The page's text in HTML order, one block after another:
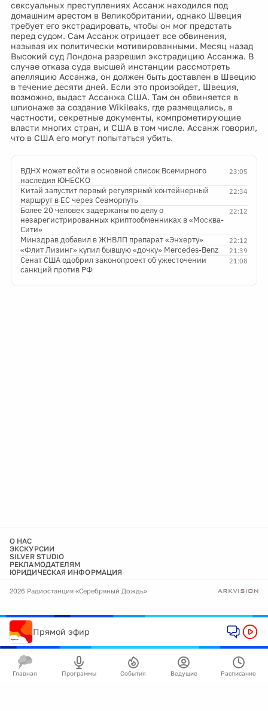
сексуальных преступлениях Ассанж находился под
домашним арестом в Великобритании, однако Швеция
требует его экстрадировать, чтобы он мог предстать
перед судом. Сам Ассанж отрицает все обвинения,
называя их политически мотивированными. Месяц назад
Высокий суд Лондона разрешил экстрадицию Ассанжа. В
случае отказа суда высшей инстанции рассмотреть
апелляцию Ассанжа, он должен быть доставлен в Швецию
в течение десяти дней. Если это произойдет, Швеция,
возможно, выдаст Ассанжа США. Там он обвиняется в
шпионаже за создание Wikileaks, где размещались, в
частности, секретные документы, компрометирующие
власти многих стран, и США в том числе. Ассанж говорил,
что в США его могут попытаться убить.
23:05
ВДНХ может войти в основной список Всемирного
наследия ЮНЕСКО
22:34
Китай запустит первый регулярный контейнерный
маршрут в ЕС через Севморпуть
22:12
Более 20 человек задержаны по делу о
незарегистрированных криптообменниках в «Москва-
Сити»
22:12
Минздрав добавил в ЖНВЛП препарат «Энхерту»
21:39
«Флит Лизинг» купил бывшую «дочку» Mercedes-Benz
21:08
Сенат США одобрил законопроект об ужесточении
санкций против РФ
О НАС
ЭКСКУРСИИ
SILVER STUDIO
РЕКЛАМОДАТЕЛЯМ
ЮРИДИЧЕСКАЯ ИНФОРМАЦИЯ
2026 Радиостанция «Серебряный Дождь»
Прямой эфир
Главная Программы События Ведущие Расписание